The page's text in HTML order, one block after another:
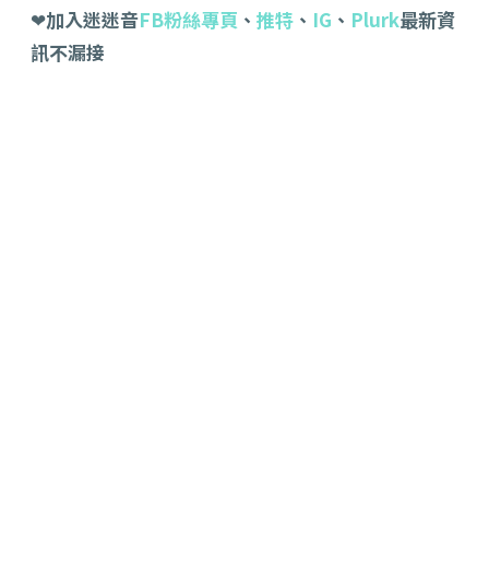
❤加入迷迷音FB粉絲專頁 、 推特 、 IG 、 Plurk最新資
訊不漏接